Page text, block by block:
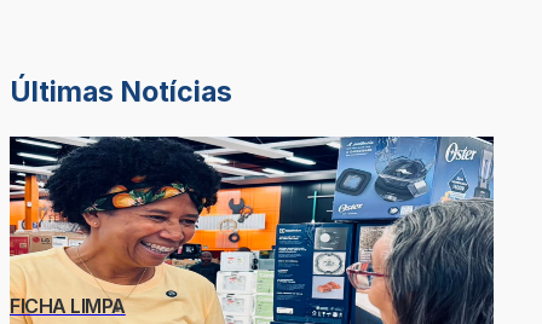
Últimas Notícias
FICHA LIMPA